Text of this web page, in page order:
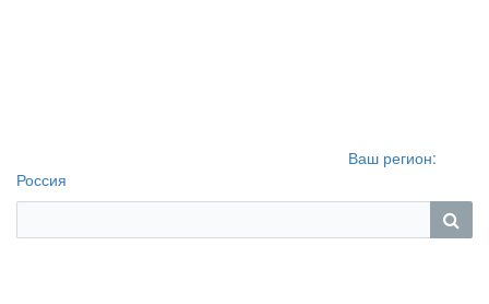
Ваш регион:
Россия